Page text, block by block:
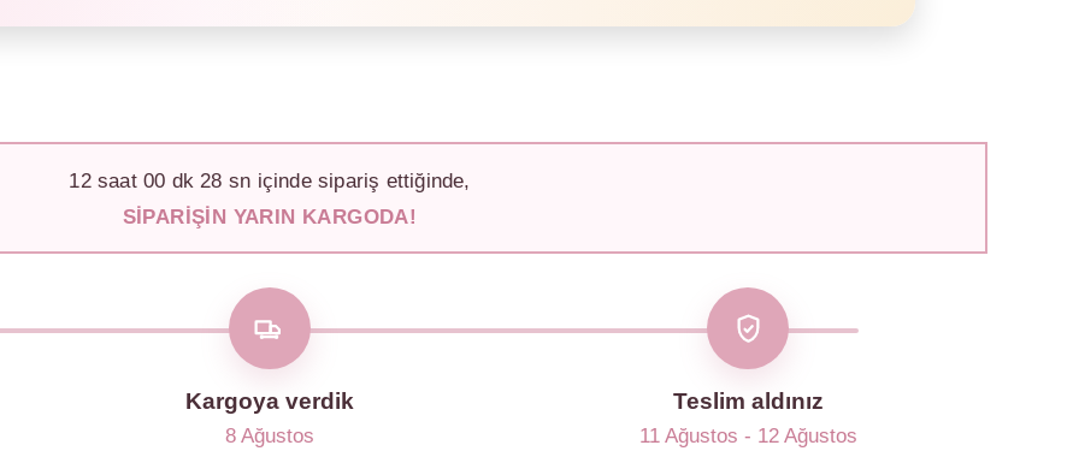
12saat00 dk 26 sn içinde sipariş ettiğinde,
SIPARIŞIN YARIN KARGODA!
Kargoya verdik
8 Ağustos
Teslim aldınız
11 Ağustos - 12 Ağustos